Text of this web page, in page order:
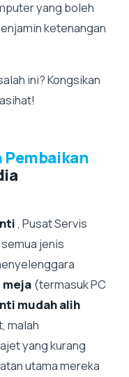
yang boleh
ketenangan
ini? Kongsikan
, Pusat Servis
jenis
(termasuk PC
mudah alih
malah
yang kurang
utama mereka